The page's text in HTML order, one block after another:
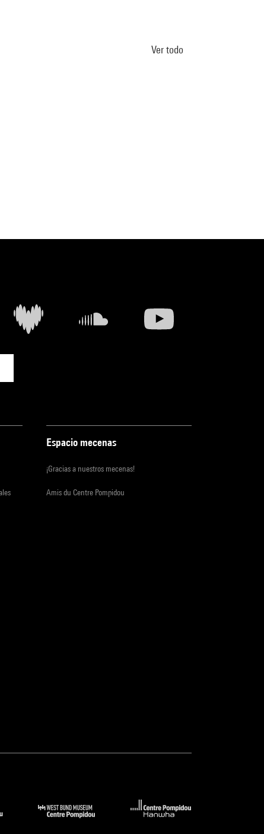
Ver todo
Espacio mecenas
¡Gracias a nuestros mecenas!
Amis du Centre Pompidou